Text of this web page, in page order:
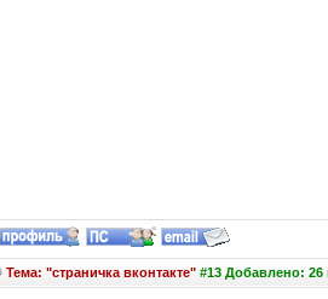
Тема: "страничка вконтакте"#13 Добавлено: 26